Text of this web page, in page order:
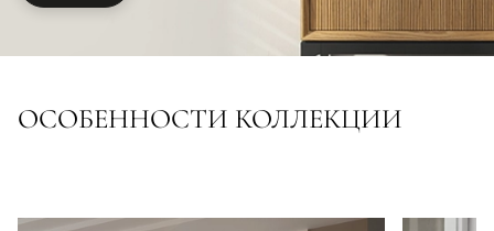
ОСОБЕННОСТИ КОЛЛЕКЦИИ